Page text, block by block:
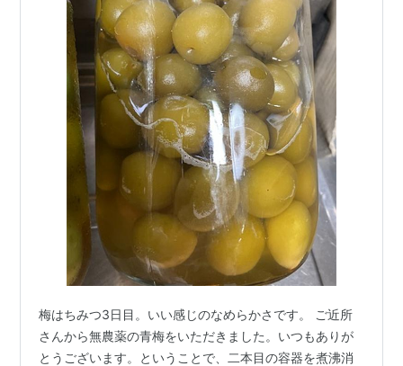
梅はちみつ3日目。いい感じのなめらかさです。 ご近所
さんから無農薬の青梅をいただきました。いつもありが
とうございます。ということで、二本目の容器を煮沸消